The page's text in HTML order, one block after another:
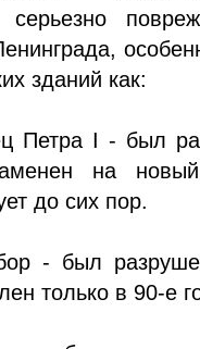
зданий как:
Петра I - был
на
до сих пор.
- был
только в 90-е